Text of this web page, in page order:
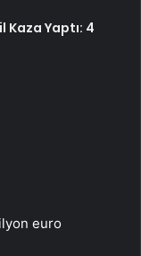
Yaptı: 4
euro